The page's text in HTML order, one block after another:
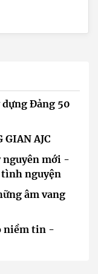
Đảng 50
AJC
nguyên mới -
tình nguyện
âm vang
niềm tin -